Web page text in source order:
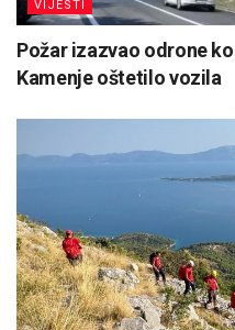
VIJESTI
Požar izazvao odrone
Kamenje oštetilo vozila